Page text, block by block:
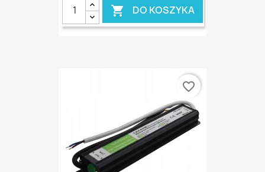
 DO KOSZYKA
favorite_border